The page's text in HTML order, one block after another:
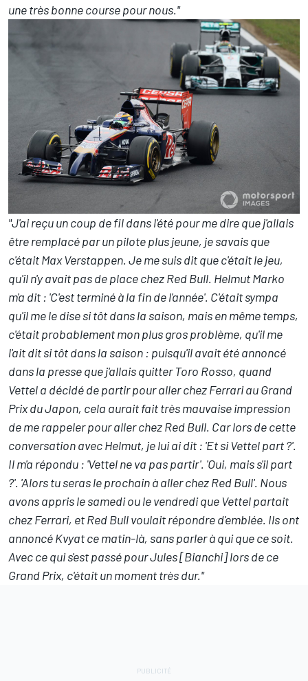
une très bonne course pour nous."
"J'ai reçu un coup de fil dans l'été pour me dire que j'allais
être remplacé par un pilote plus jeune, je savais que
c'était Max Verstappen. Je me suis dit que c'était le jeu,
qu'il n'y avait pas de place chez Red Bull. Helmut Marko
m'a dit : 'C'est terminé à la fin de l'année'. C'était sympa
qu'il me le dise si tôt dans la saison, mais en même temps,
c'était probablement mon plus gros problème, qu'il me
l'ait dit si tôt dans la saison : puisqu'il avait été annoncé
dans la presse que j'allais quitter Toro Rosso, quand
Vettel a décidé de partir pour aller chez Ferrari au Grand
Prix du Japon, cela aurait fait très mauvaise impression
de me rappeler pour aller chez Red Bull. Car lors de cette
conversation avec Helmut, je lui ai dit : 'Et si Vettel part ?'.
Il m'a répondu : 'Vettel ne va pas partir'. 'Oui, mais s'il part
?'. 'Alors tu seras le prochain à aller chez Red Bull'. Nous
avons appris le samedi ou le vendredi que Vettel partait
chez Ferrari, et Red Bull voulait répondre d'emblée. Ils ont
annoncé Kvyat ce matin-là, sans parler à qui que ce soit.
Avec ce qui s'est passé pour Jules [Bianchi] lors de ce
Grand Prix, c'était un moment très dur."